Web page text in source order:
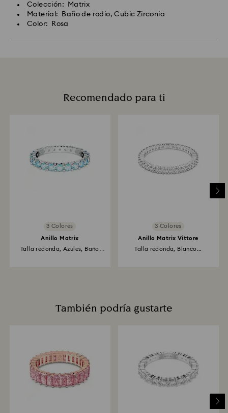
Colección: Matrix
Material: Baño de rodio, Cubic Zirconia
Color: Rosa
Recomendado para ti
3 Colores
Anillo Matrix
Talla redonda, Azules, Baño
3 Colores
Anillo Matrix Vittore
Talla redonda, Blanco...
También podría gustarte